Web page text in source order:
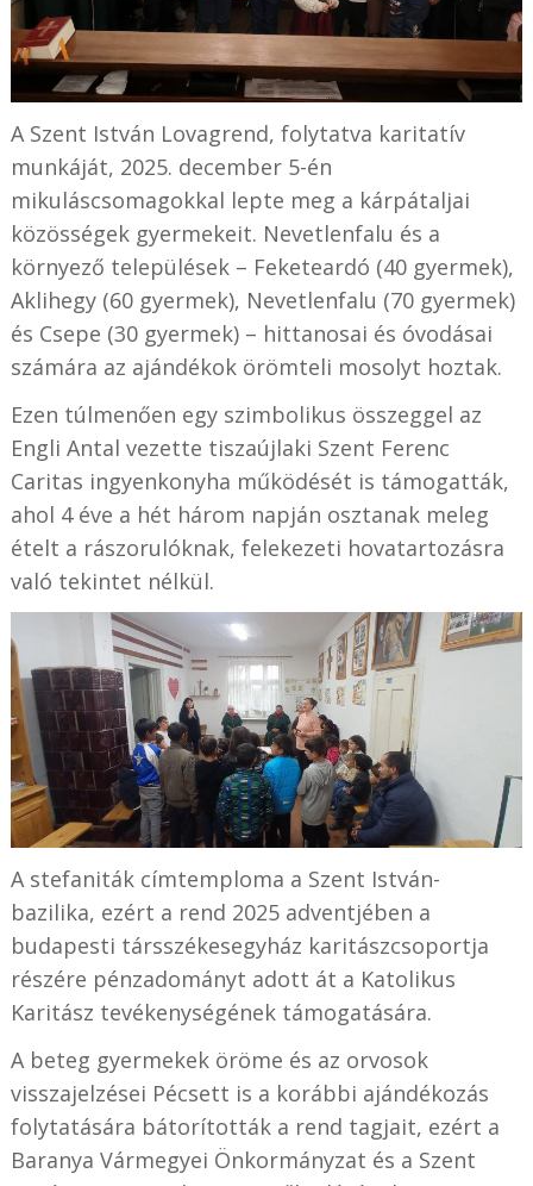
A Szent István Lovagrend, folytatva karitatív
munkáját, 2025. december 5-én
mikuláscsomagokkal lepte meg a kárpátaljai
közösségek gyermekeit. Nevetlenfalu és a
környező települések – Feketeardó (40 gyermek),
Aklihegy (60 gyermek), Nevetlenfalu (70 gyermek)
és Csepe (30 gyermek) – hittanosai és óvodásai
számára az ajándékok örömteli mosolyt hoztak.
Ezen túlmenően egy szimbolikus összeggel az
Engli Antal vezette tiszaújlaki Szent Ferenc
Caritas ingyenkonyha működését is támogatták,
ahol 4 éve a hét három napján osztanak meleg
ételt a rászorulóknak, felekezeti hovatartozásra
való tekintet nélkül.
A stefaniták címtemploma a Szent István-
bazilika, ezért a rend 2025 adventjében a
budapesti társszékesegyház karitászcsoportja
részére pénzadományt adott át a Katolikus
Karitász tevékenységének támogatására.
A beteg gyermekek öröme és az orvosok
visszajelzései Pécsett is a korábbi ajándékozás
folytatására bátorították a rend tagjait, ezért a
Baranya Vármegyei Önkormányzat és a Szent